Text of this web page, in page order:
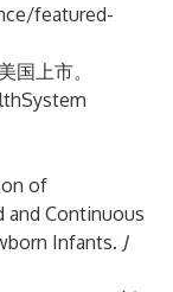
featured-
国上市。
of
and Continuous
Infants. J